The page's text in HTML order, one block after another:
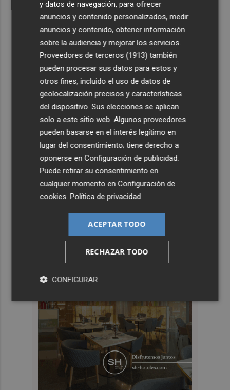
y datos de navegación, para ofrecer
anuncios y contenido personalizados, medir
anuncios y contenido, obtener información
sobre la audiencia y mejorar los servicios.
Proveedores de terceros (1913) también
pueden procesar sus datos para estos y
otros fines, incluido el uso de datos de
geolocalización precisos y características
del dispositivo. Sus elecciones se aplican
solo a este sitio web. Algunos proveedores
pueden basarse en el interés legítimo en
lugar del consentimiento; tiene derecho a
oponerse enConfiguración de publicidad
Puede retirar su consentimiento en
cualquier momento enConfiguración de
cookies .Política de privacidad
ACEPTAR TODO
RECHAZAR TODO
CONFIGURAR